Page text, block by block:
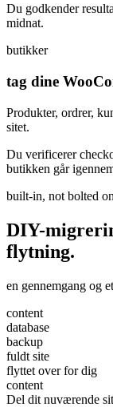
Du godkender
midnat.
butikker
tag dine
Produkter, ordrer,
sitet.
Du verificerer
butikken går
built-in, not bolted on
DIY-
flytning.
en gennemgang og
content
database
backup
fuldt site
flyttet over for dig
content
Del dit nuværende